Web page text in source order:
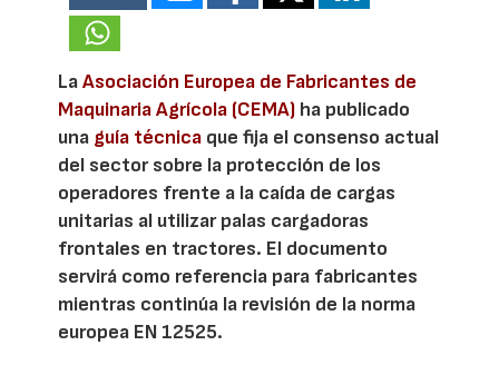
LaAsociación Europea de Fabricantes de
Maquinaria Agrícola (CEMA) ha publicado
una guía técnica que fija el consenso actual
del sector sobre la protección de los
operadores frente a la caída de cargas
unitarias al utilizar palas cargadoras
frontales en tractores. El documento
servirá como referencia para fabricantes
mientras continúa la revisión de la norma
europea EN 12525.